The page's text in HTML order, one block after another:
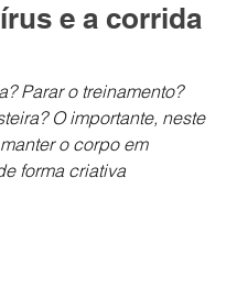
e a corrida
Parar o treinamento?
O importante, neste
o corpo em
forma criativa